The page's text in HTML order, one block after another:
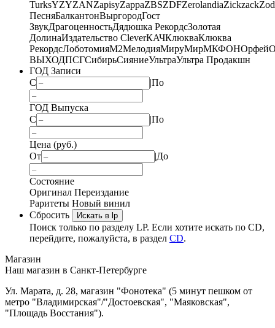
TurksYZYZANZapisyZappaZBSZDFZerolandiaZickzack
ПесняБалкантонВыргородГост
ЗвукДрагоценностьДядюшка РекордсЗолотая
ДолинаИздательство CleverКАЧКлюкваКлюква
РекордсЛоботомияМ2МелодияМируМирМКФОНОрфей
ВЫХОДПСГСибирьСияниеУльтраУльтра Продакшн
ГОД Записи
С
|По
ГОД Выпуска
С
|По
Цена (руб.)
От
|До
Состояние
Оригинал Переиздание
Раритеты Новый винил
Сбросить
Искать в lp
Поиск только по разделу LP. Если хотите искать по CD,
перейдите, пожалуйста, в раздел CD.
Магазин
Наш магазин в Санкт-Петербурге
Ул. Марата, д. 28, магазин "Фонотека" (5 минут пешком от
метро "Владимирская"/"Достоевская", "Маяковская",
"Площадь Восстания").